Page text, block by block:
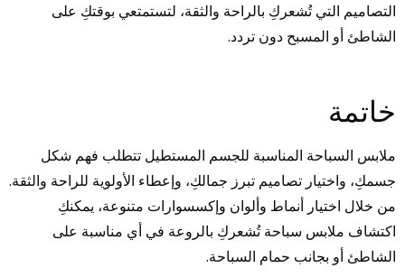
التصاميم التي تُشعركِ بالراحة والثقة، لتستمتعي بوقتكِ على
الشاطئ أو المسبح دون تردد.
خاتمة
ملابس السباحة المناسبة للجسم المستطيل تتطلب فهم شكل
جسمكِ، واختيار تصاميم تبرز جمالكِ، وإعطاء الأولوية للراحة والثقة.
من خلال اختيار أنماط وألوان وإكسسوارات متنوعة، يمكنكِ
اكتشاف ملابس سباحة تُشعركِ بالروعة في أي مناسبة على
الشاطئ أو بجانب حمام السباحة.